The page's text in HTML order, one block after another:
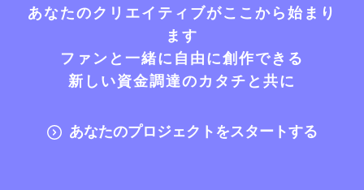
あなたのクリエイティブがここから始まり
ます
ファンと一緒に自由に創作できる
新しい資金調達のカタチと共に
あなたのプロジェクトをスタートする